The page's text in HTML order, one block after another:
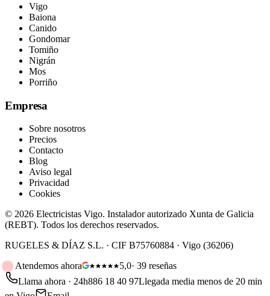
Vigo
Baiona
Canido
Gondomar
Tomiño
Nigrán
Mos
Porriño
Empresa
Sobre nosotros
Precios
Contacto
Blog
Aviso legal
Privacidad
Cookies
© 2026 Electricistas Vigo. Instalador autorizado Xunta de Galicia
(REBT). Todos los derechos reservados.
RUGELES & DÍAZ S.L. · CIF B75760884 · Vigo (36206)
Atendemos ahora
5,0· 39reseñas
Llama ahora · 24h886 18 40 97Llegada media menos de 20 min